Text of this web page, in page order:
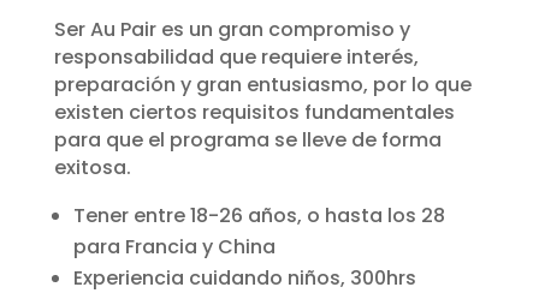
Ser Au Pair es un gran compromiso y
responsabilidad que requiere interés,
preparación y gran entusiasmo, por lo que
existen ciertos requisitos fundamentales
para que el programa se lleve de forma
exitosa.
Tener entre 18-26 años, o hasta los 28
para Francia y China
Experiencia cuidando niños, 300hrs